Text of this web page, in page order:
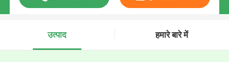
उत्पाद हमारे बारे में